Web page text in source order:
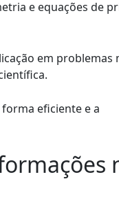
e equações de
em problemas
eficiente e a